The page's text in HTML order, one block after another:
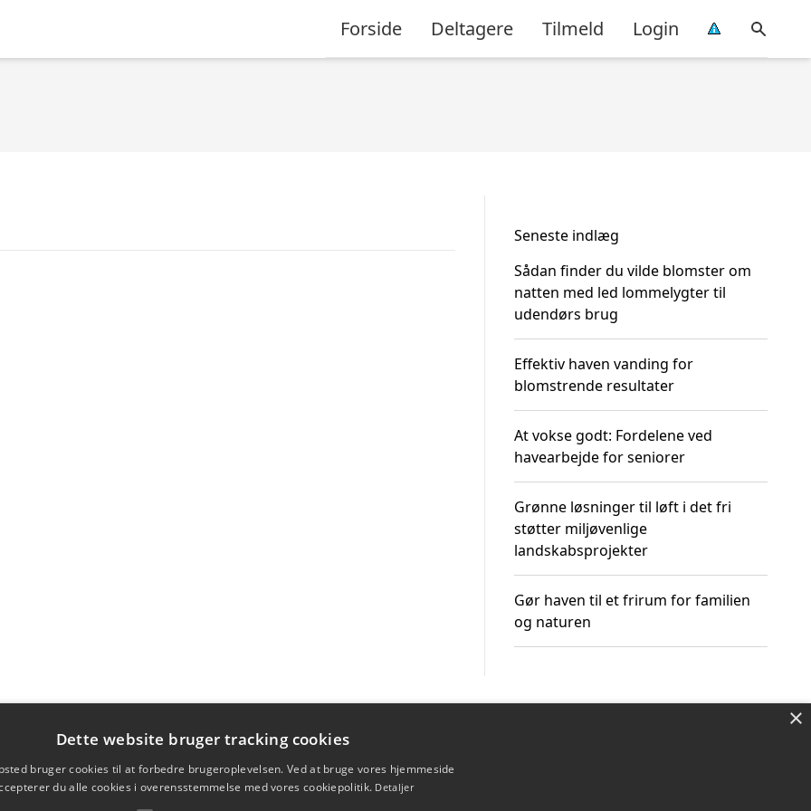
Forside Deltagere Tilmeld Login
Seneste indlæg
Sådan finder du vilde blomster om
natten med led lommelygter til
udendørs brug
Effektiv haven vanding for
blomstrende resultater
At vokse godt: Fordelene ved
havearbejde for seniorer
Grønne løsninger til løft i det fri
støtter miljøvenlige
landskabsprojekter
Gør haven til et frirum for familien
og naturen
×
Dette website bruger tracking cookies
bruger cookies til at forbedre brugeroplevelsen. Ved at bruge vores hjemmeside
du alle cookies i overensstemmelse med vores cookiepolitik. Detaljer